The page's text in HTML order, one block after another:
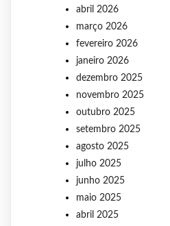
abril 2026
março 2026
fevereiro 2026
janeiro 2026
dezembro 2025
novembro 2025
outubro 2025
setembro 2025
agosto 2025
julho 2025
junho 2025
maio 2025
abril 2025